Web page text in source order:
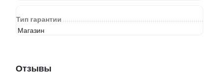
Тип гарантии
Магазин
Отзывы